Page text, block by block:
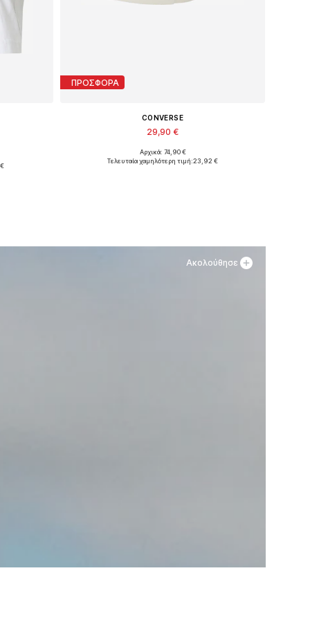
ΠΡΟΣΦΟΡΑ
CONVERSE
29,90 €
Διαθέσιμα μεγέθη: 35-35,5, 36
Αρχικά: 74,90 €
Τελευταία χαμηλότερη τιμή:23,92 €
Ακολούθησε